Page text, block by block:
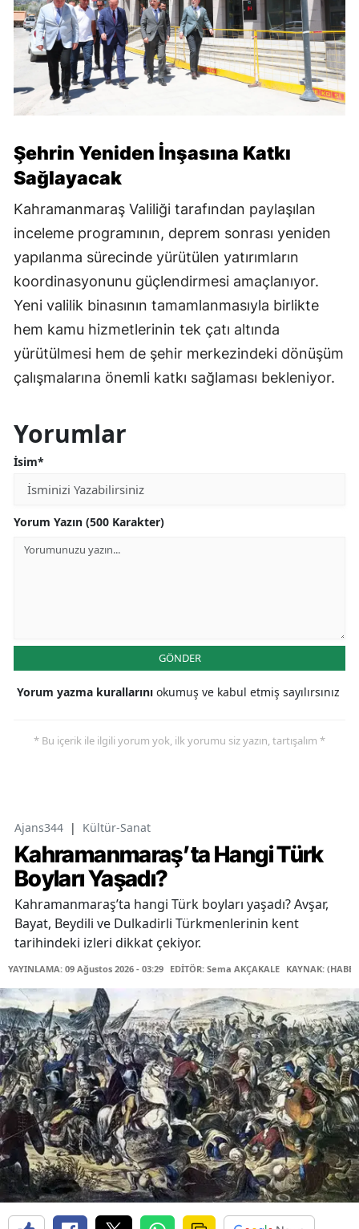
Şehrin Yeniden İnşasına Katkı
Sağlayacak
Kahramanmaraş Valiliği tarafından paylaşılan
inceleme programının, deprem sonrası yeniden
yapılanma sürecinde yürütülen yatırımların
koordinasyonunu güçlendirmesi amaçlanıyor.
Yeni valilik binasının tamamlanmasıyla birlikte
hem kamu hizmetlerinin tek çatı altında
yürütülmesi hem de şehir merkezindeki dönüşüm
çalışmalarına önemli katkı sağlaması bekleniyor.
Yorumlar
İsim*
Yorum Yazın (500 Karakter)
GÖNDER
Yorum yazma kurallarını okumuş ve kabul etmiş sayılırsınız
* Bu içerik ile ilgili yorum yok, ilk yorumu siz yazın, tartışalım *
Ajans344 | Kültür-Sanat
Kahramanmaraş’ta Hangi Türk
Boyları Yaşadı?
Kahramanmaraş’ta hangi Türk boyları yaşadı? Avşar,
Bayat, Beydili ve Dulkadirli Türkmenlerinin kent
tarihindeki izleri dikkat çekiyor.
YAYINLAMA: 09 Ağustos 2026 - 03:29 EDİTÖR: Sema AKÇAKALE KAYNAK: